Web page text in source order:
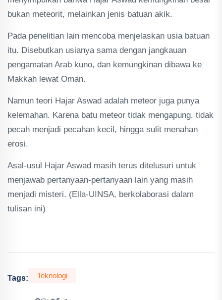
bukan meteorit, melainkan jenis batuan akik.
Pada penelitian lain mencoba menjelaskan usia batuan
itu. Disebutkan usianya sama dengan jangkauan
pengamatan Arab kuno, dan kemungkinan dibawa ke
Makkah lewat Oman.
Namun teori Hajar Aswad adalah meteor juga punya
kelemahan. Karena batu meteor tidak mengapung, tidak
pecah menjadi pecahan kecil, hingga sulit menahan
erosi.
Asal-usul Hajar Aswad masih terus ditelusuri untuk
menjawab pertanyaan-pertanyaan lain yang masih
menjadi misteri. (Ella-UINSA, berkolaborasi dalam
tulisan ini)
Tags: Teknologi